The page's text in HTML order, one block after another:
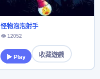
怪物泡泡射手
👁 12052
▶ Play 收藏遊戲